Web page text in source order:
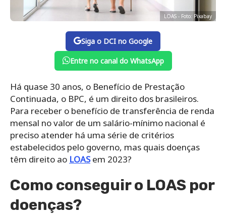
LOAS - Foto: Pixabay
Siga o DCI no Google
Entre no canal do WhatsApp
Há quase 30 anos, o Benefício de Prestação
Continuada, o BPC, é um direito dos brasileiros.
Para receber o benefício de transferência de renda
mensal no valor de um salário-mínimo nacional é
preciso atender há uma série de critérios
estabelecidos pelo governo, mas quais doenças
têm direito ao LOASem 2023?
Como conseguir o LOAS por
doenças?